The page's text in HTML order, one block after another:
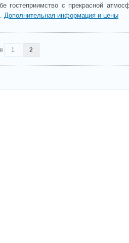
гостеприимство с прекрасной
Дополнительная информация и цены
1 2